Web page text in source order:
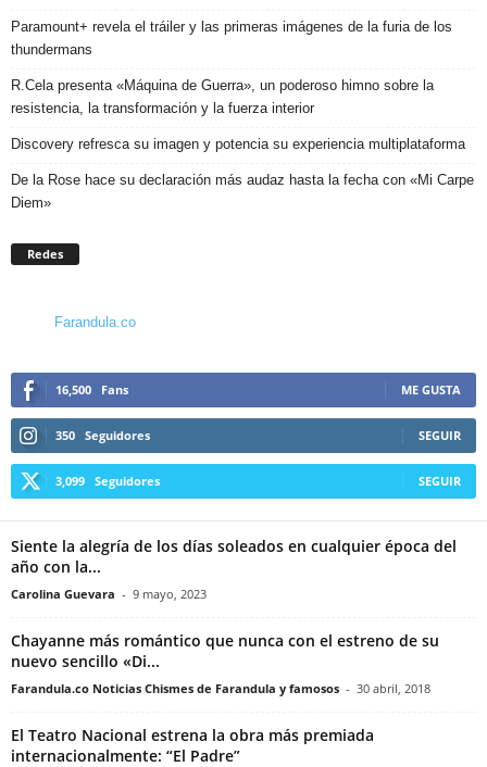
Paramount+ revela el tráiler y las primeras imágenes de la furia de los
thundermans
R.Cela presenta «Máquina de Guerra», un poderoso himno sobre la
resistencia, la transformación y la fuerza interior
Discovery refresca su imagen y potencia su experiencia multiplataforma
De la Rose hace su declaración más audaz hasta la fecha con «Mi Carpe
Diem»
Redes
Farandula.co
16,500 Fans ME GUSTA
350 Seguidores SEGUIR
3,099 Seguidores SEGUIR
Siente la alegría de los días soleados en cualquier época del
año con la...
Carolina Guevara - 9 mayo, 2023
Chayanne más romántico que nunca con el estreno de su
nuevo sencillo «Di...
Farandula.co Noticias Chismes de Farandula y famosos - 30 abril, 2018
El Teatro Nacional estrena la obra más premiada
internacionalmente: “El Padre”